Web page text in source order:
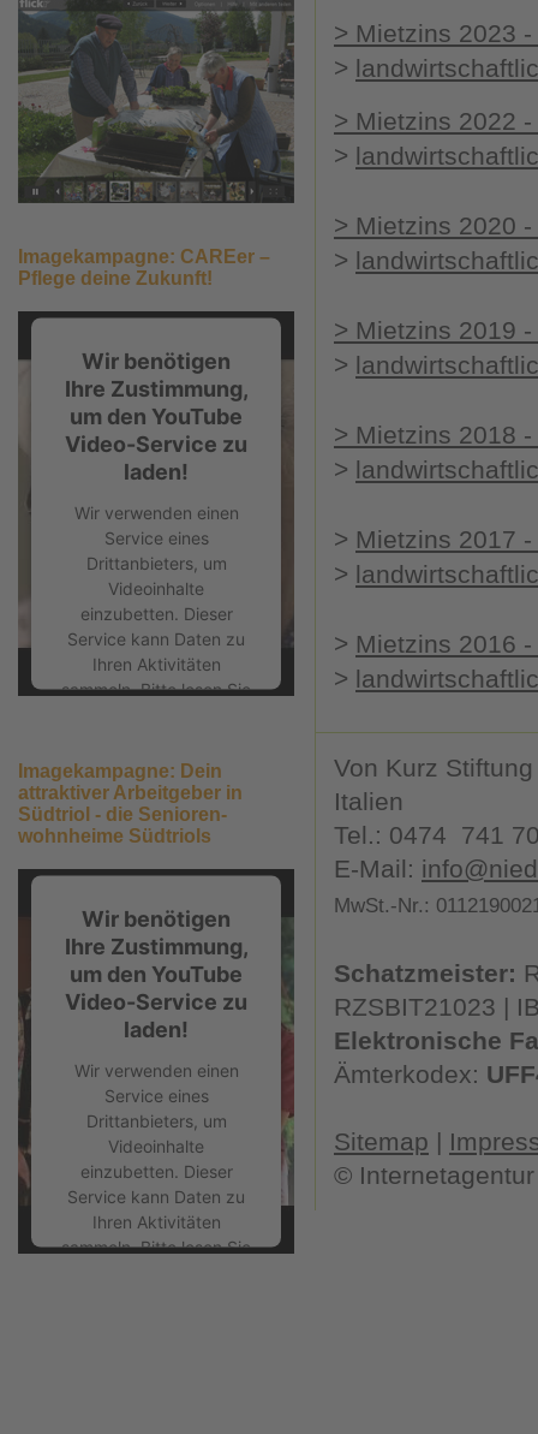
Imagekampagne: CAREer –
Pflege deine Zukunft!
Wir benötigen
Ihre Zustimmung,
um den YouTube
Video-Service zu
laden!
Wir verwenden einen
Service eines
Drittanbieters, um
Videoinhalte
einzubetten. Dieser
Service kann Daten zu
Ihren Aktivitäten
sammeln. Bitte lesen Sie
Nutzung des Service
zu, um dieses Video
anzusehen.
Akzeptieren
Imagekampagne: Dein
attraktiver Arbeitgeber in
Südtriol - die Senioren­
wohnheime Südtriols
Wir benötigen
Ihre Zustimmung,
um den YouTube
Video-Service zu
laden!
Wir verwenden einen
Service eines
Drittanbieters, um
Videoinhalte
einzubetten. Dieser
Service kann Daten zu
Ihren Aktivitäten
sammeln. Bitte lesen Sie
> Mietzins 2023
>
> Mietzins 2022
>
> Mietzins 2020
>
> Mietzins 2019
>
> Mietzins 2018
>
> Mietzins 2017
>
> Mietzins 2016
>
Von Kurz
Italien
Tel.: 0474 741
E-Mail:
MwSt.-Nr.:
Schatzmeister:
RZSBIT21023 |
Elektronische
Ämterkodex:
Sitemap |
©